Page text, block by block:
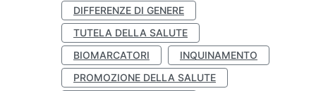
DIFFERENZE DI GENERE
TUTELA DELLA SALUTE
BIOMARCATORI
INQUINAMENTO
PROMOZIONE DELLA SALUTE